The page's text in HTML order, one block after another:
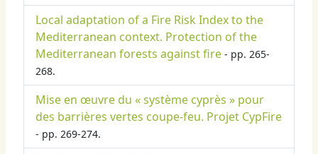
Local adaptation of a Fire Risk Index to the
Mediterranean context. Protection of the
Mediterranean forests against fire - pp. 265-
268.
Mise en œuvre du « système cyprès » pour
des barrières vertes coupe-feu. Projet CypFire
- pp. 269-274.